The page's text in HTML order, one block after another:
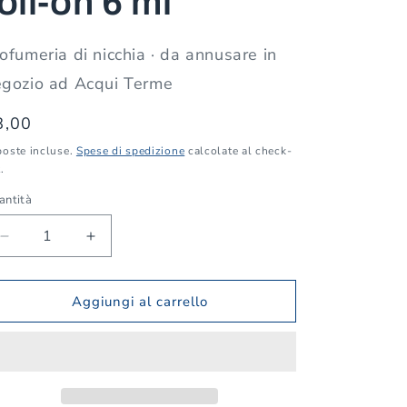
di nicchia · da annusare in
ad Acqui Terme
incluse. Spese di spedizione calcolate al check-
Diminuisci
quantità
per
Sandal
Aumenta
quantità
per
Nabeel
Sandal
Aggiungi al carrello